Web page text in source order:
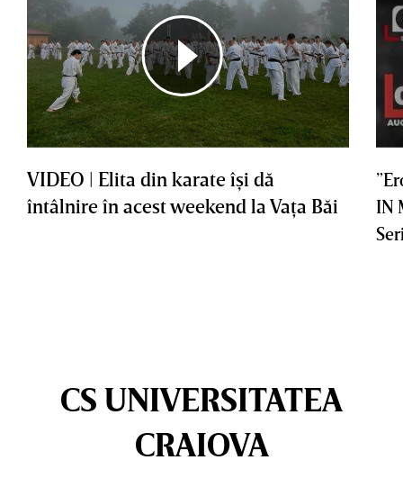
VIDEO | Elita din karate îşi dă
întâlnire în acest weekend la Vaţa Băi
IN
CS UNIVERSITATEA
CRAIOVA